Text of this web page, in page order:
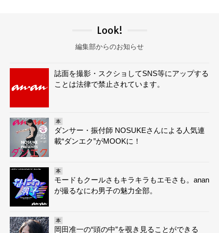
Look!
編集部からのお知らせ
誌面を撮影・スクショしてSNS等にアップする
ことは法律で禁止されています。
本
ダンサー・振付師 NOSUKEさんによる人気連
載“ダンエク”がMOOKに！
本
モードもクールさもキラキラもエモさも。anan
が撮るなにわ男子の魅力全部。
本
岡田准一の“頭の中”を覗き見ることができる